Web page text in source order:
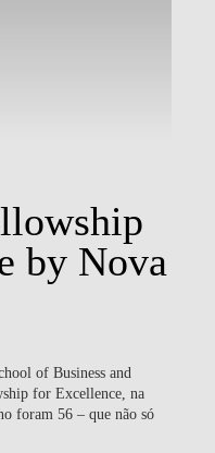
by Nova
of Business and
for Excellence, na
foram 56 – que não só